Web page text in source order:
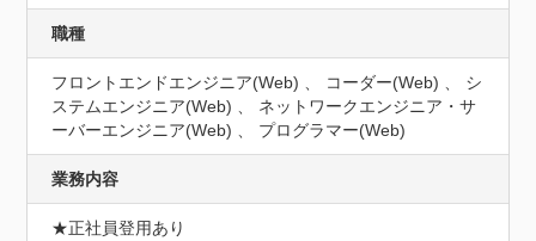
職種
フロントエンドエンジニア(Web) 、 コーダー(Web) 、 シ
ステムエンジニア(Web) 、 ネットワークエンジニア・サ
ーバーエンジニア(Web) 、 プログラマー(Web)
業務内容
★正社員登用あり